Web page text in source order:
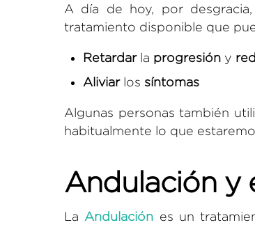
A día de hoy, por
tratamiento disponible que
Retardarla progresióny
Aliviarlos síntomas
Algunas personas también
habitualmente lo que
Andulación y
LaAndulación es un